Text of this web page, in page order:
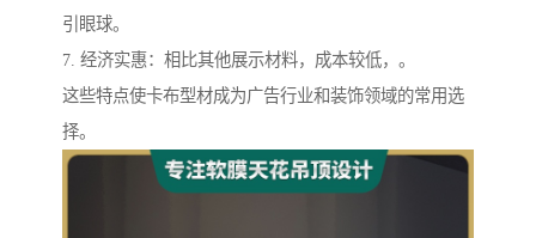
引眼球。
7. 经济实惠：相比其他展示材料，成本较低，。
这些特点使卡布型材成为广告行业和装饰领域的常用选
择。